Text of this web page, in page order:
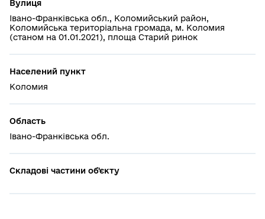
Вулиця
Івано-Франківська обл., Коломийський район,
Коломийська територіальна громада, м. Коломия
(станом на 01.01.2021), площа Старий ринок
Населений пункт
Коломия
Область
Івано-Франківська обл.
Складові частини об'єкту